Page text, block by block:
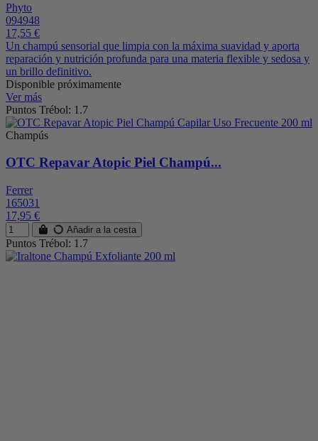
Phyto
094948
17,55 €
Un champú sensorial que limpia con la máxima suavidad y aporta
reparación y nutrición profunda para una materia flexible y sedosa y
un brillo definitivo.
Disponible próximamente
Ver más
Puntos Trébol: 1.7
Champús
OTC Repavar Atopic Piel Champú...
Ferrer
165031
17,95 €
Añadir a la cesta
Puntos Trébol: 1.7